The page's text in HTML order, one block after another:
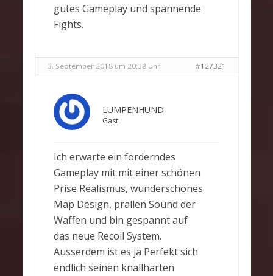
gutes Gameplay und spannende
Fights.
3. September 2018 um 20:38 Uhr #127321
LUMPENHUND
Gast
Ich erwarte ein forderndes
Gameplay mit mit einer schönen
Prise Realismus, wunderschönes
Map Design, prallen Sound der
Waffen und bin gespannt auf
das neue Recoil System.
Ausserdem ist es ja Perfekt sich
endlich seinen knallharten